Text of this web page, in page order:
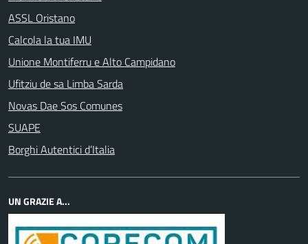
ASSL Oristano
Calcola la tua IMU
Unione Montiferru e Alto Campidano
Ufitziu de sa Limba Sarda
Novas Dae Sos Comunes
SUAPE
Borghi Autentici d’Italia
UN GRAZIE A...